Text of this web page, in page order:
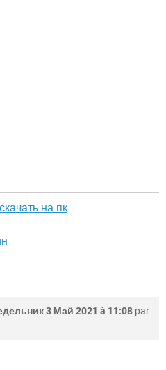
на пк
3 Май 2021 à 11:08 par